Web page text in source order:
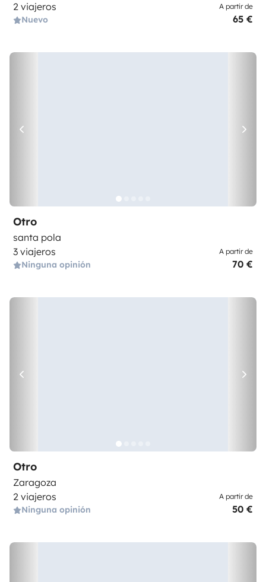
2 viajeros
Nuevo
A partir de
65 €
Otro
santa pola
3 viajeros
Ninguna opinión
A partir de
70 €
Otro
Zaragoza
2 viajeros
Ninguna opinión
A partir de
50 €